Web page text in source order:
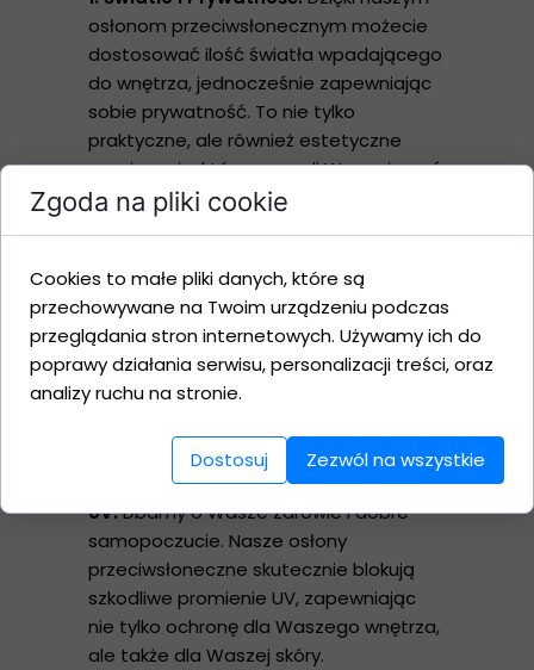
osłonom przeciwsłonecznym możecie
dostosować ilość światła wpadającego
do wnętrza, jednocześnie zapewniając
sobie prywatność. To nie tylko
praktyczne, ale również estetyczne
rozwiązanie, które pozwoli Wam cieszyć
się pełnym komfortem w każdym
osłony to nie tylko funkcjonalność, to
również design. Oferujemy szeroką
gamę wzorów, kolorów i stylów, które
idealnie wpasują się w każdy gust i
aranżację wnętrza. Dodajcie nieco
3. Ochrona przed Promieniami
UV:Dbamy o Wasze zdrowie i dobre
samopoczucie. Nasze osłony
przeciwsłoneczne skutecznie blokują
szkodliwe promienie UV, zapewniając
nie tylko ochronę dla Waszego wnętrza,
ale także dla Waszej skóry.
Zgoda na pliki cookie
Cookies to małe pliki danych, które są
przechowywane na Twoim urządzeniu podczas
przeglądania stron internetowych. Używamy ich do
poprawy działania serwisu, personalizacji treści, oraz
analizy ruchu na stronie.
Dostosuj Zezwól na wszystkie